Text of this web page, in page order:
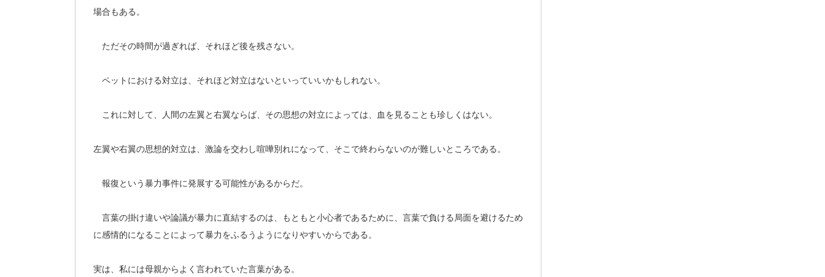
場合もある。
ただその時間が過ぎれば、それほど後を残さない。
ペットにおける対立は、それほど対立はないといっていいかもしれない。
これに対して、人間の左翼と右翼ならば、その思想の対立によっては、血を見ることも珍しくはない。
左翼や右翼の思想的対立は、激論を交わし喧嘩別れになって、そこで終わらないのが難しいところである。
報復という暴力事件に発展する可能性があるからだ。
言葉の掛け違いや論議が暴力に直結するのは、もともと小心者であるために、言葉で負ける局面を避けるため
に感情的になることによって暴力をふるうようになりやすいからである。
実は、私には母親からよく言われていた言葉がある。